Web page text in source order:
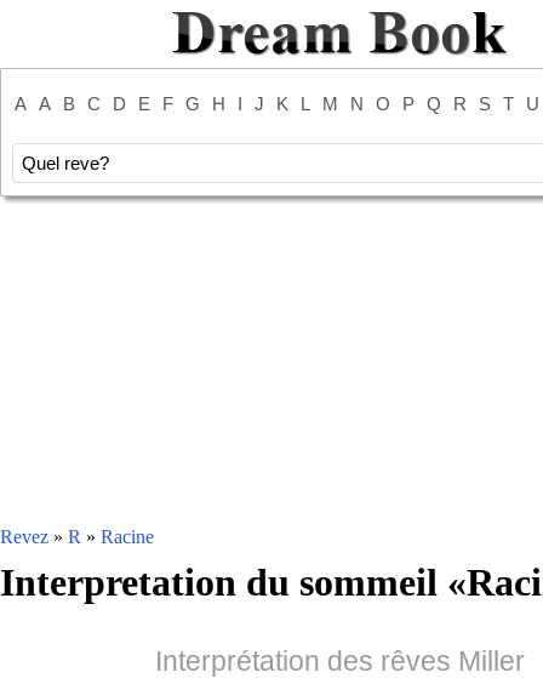
A A B C D E F G H I J K L M N O P Q R S T U
Revez » R » Racine
Interpretation du sommeil «
Interprétation des rêves Miller